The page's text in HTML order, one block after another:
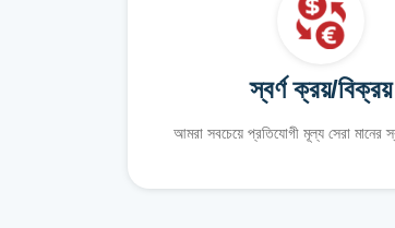
স্বর্ণ ক্রয়/বিক্রয়
আমরা সবচেয়ে প্রতিযোগী মূল্য সেরা মানের